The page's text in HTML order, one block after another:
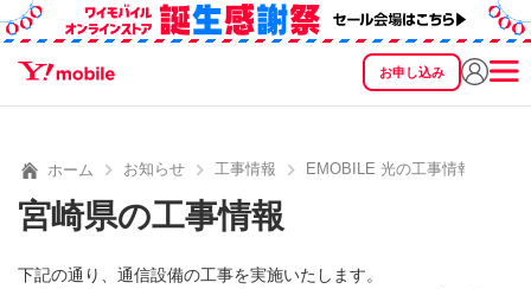
お申し込み
SEARCH
ホーム お知らせ 工事情報 EMOBILE 光の工事情報
宮崎県の工事情報
下記の通り、通信設備の工事を実施いたします。